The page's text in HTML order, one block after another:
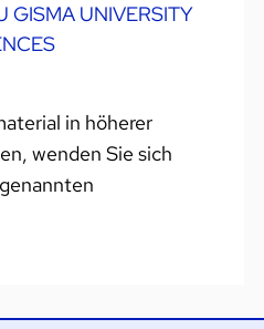
GISMA UNIVERSITY
in höherer
wenden Sie sich